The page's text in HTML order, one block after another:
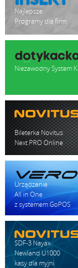
Zasilanie: 19V 60W
Kolor: Grafit
Certyfikaty: CE
Najlepsze
Programy dla firm
Niezawodny System
Bileterka Novitus
Next PRO Online
Urządzenie
All in One
z systemem GoPOS
SDF-3 Nayax
Newland U1000
kasy dla myjni